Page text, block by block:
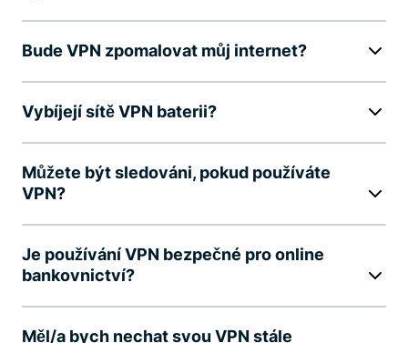
Bude VPN zpomalovat můj internet?
Vybíjejí sítě VPN baterii?
Můžete být sledováni, pokud používáte
VPN?
Je používání VPN bezpečné pro online
bankovnictví?
Měl/a bych nechat svou VPN stále